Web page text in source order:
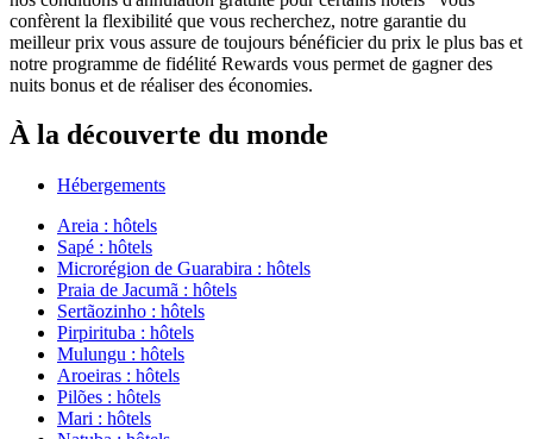
confèrent la flexibilité que vous recherchez, notre garantie du
meilleur prix vous assure de toujours bénéficier du prix le plus bas et
notre programme de fidélité Rewards vous permet de gagner des
nuits bonus et de réaliser des économies.
À la découverte du monde
Hébergements
Areia : hôtels
Sapé : hôtels
Microrégion de Guarabira : hôtels
Praia de Jacumã : hôtels
Sertãozinho : hôtels
Pirpirituba : hôtels
Mulungu : hôtels
Aroeiras : hôtels
Pilões : hôtels
Mari : hôtels